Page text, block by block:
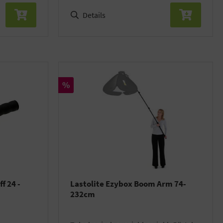
Details
24 -
Rabatt
%
Lastolite Ezybox Boom Arm 74-
232cm